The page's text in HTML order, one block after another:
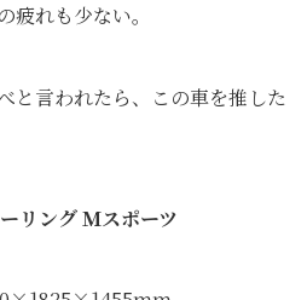
れも少ない。
と言われたら、この車を推した
ング Ｍスポーツ